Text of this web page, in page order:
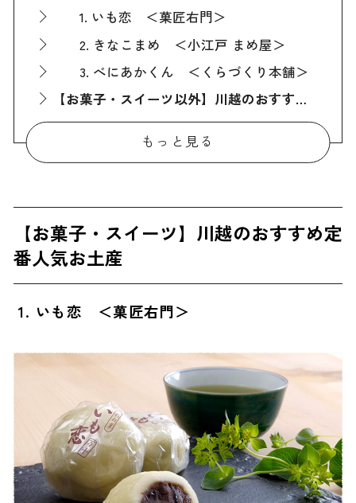
1. いも恋 ＜菓匠右門＞
2. きなこまめ ＜小江戸 まめ屋＞
3. べにあかくん ＜くらづくり本舗＞
【お菓子・スイーツ以外】川越のおすすめ定番人気お土産
4. COEDOビール ＜コエドブルワリー＞
5. 川越しぼり ＜金笛 ＞
6. 喜多のかけ橋 ＜くらづくり本舗＞
7. 亀の最中 ＜龜屋＞
【川越限定】川越でしか買えないお土産
8. いもせんべい ＜東洋堂＞
9. 川越プリン ＜川越プリン＞
もっと見る
【お菓子・スイーツ】川越のおすすめ定
番人気お土産
1. いも恋 ＜菓匠右門＞